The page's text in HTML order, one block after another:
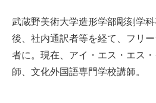
武蔵野美術大学造形学部彫刻学
後、社内通訳者等を経て、フリ
者に。現在、アイ・エス・エス
師、文化外国語専門学校講師。